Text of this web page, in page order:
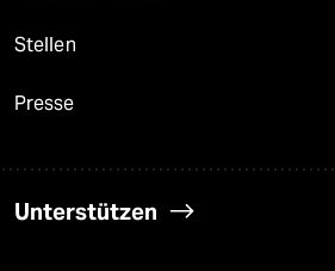
Stellen
Presse
Unterstützen